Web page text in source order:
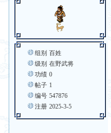
组别 百姓
级别 在野武将
功绩 0
帖子 1
编号 547876
注册 2025-3-5